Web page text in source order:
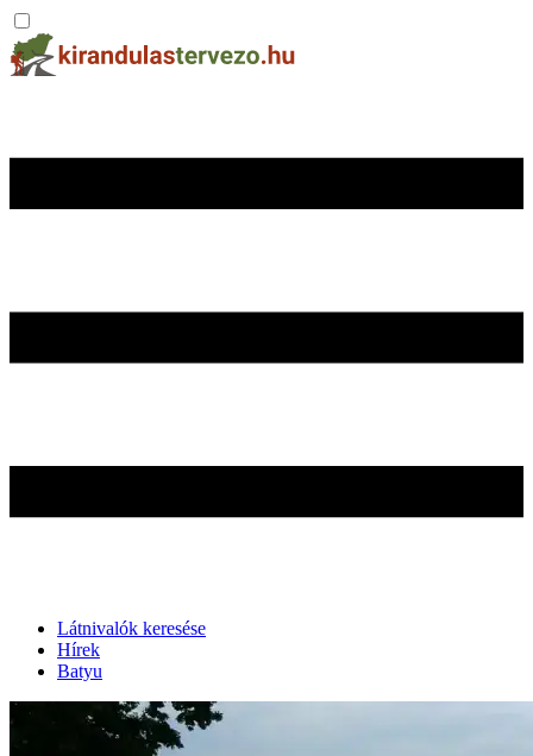
Látnivalók keresése
Hírek
Batyu